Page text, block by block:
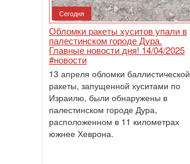
Сегодня
Обломки ракеты хуситов упали в
палестинском городе Дура.
Главные новости дня! 14/04/2025
#новости
13 апреля обломки баллистической
ракеты, запущенной хуситами по
Израилю, были обнаружены в
палестинском городе Дура,
расположенном в 11 километрах
южнее Хеврона.